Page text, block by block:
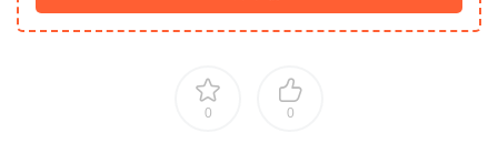
0 0